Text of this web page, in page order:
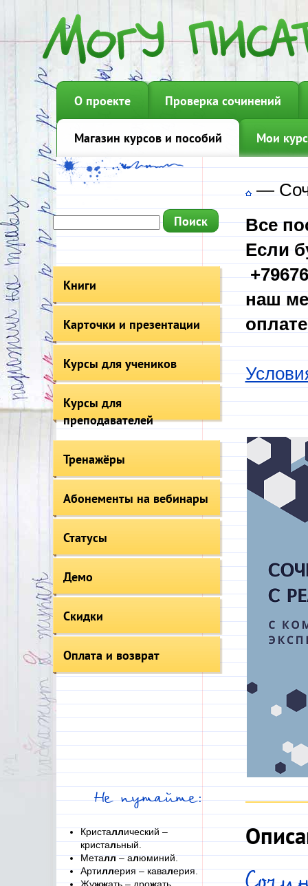
О проекте Проверка сочинений
Магазин курсов и пособий Мои
Книги
Карточки и презентации
Курсы для учеников
Курсы для
преподавателей
Тренажёры
Абонементы на вебинары
Статусы
Демо
Скидки
Оплата и возврат
Не путайте:
Кристаллический –
кристальный.
Металл– алюминий.
Артиллерия – кавалерия.
—
Все
Если
наш